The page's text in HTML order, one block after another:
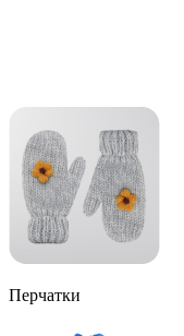
Перчатки